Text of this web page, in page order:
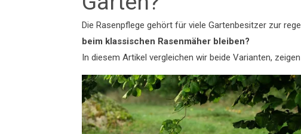
Die Rasenpflege gehört für viele Gartenbesitzer zur
beim klassischen Rasenmäher bleiben?
In diesem Artikel vergleichen wir beide Varianten,